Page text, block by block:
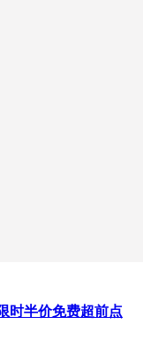
时半价免费超前点